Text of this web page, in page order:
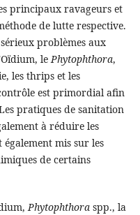
principaux ravageurs et
de lutte respective.
problèmes aux
lePhytophthora,
les thrips et les
est primordial afin
pratiques de sanitation
à réduire les
également mis sur les
de certains
Phytophthora spp., la